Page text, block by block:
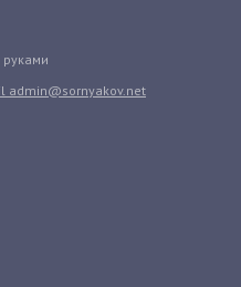
admin@sornyakov.net